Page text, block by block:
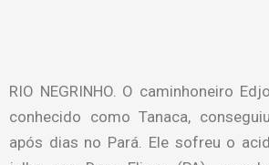
RIO NEGRINHO. O caminhoneiro
conhecido como Tanaca,
após dias no Pará. Ele sofreu o